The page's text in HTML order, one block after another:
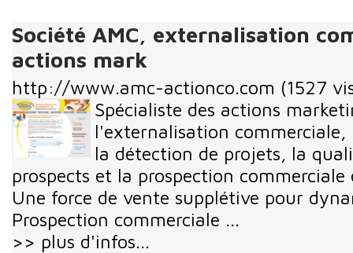
Société AMC, externalisation
actions mark
http://www.amc-actionco.com (1527
Spécialiste des actions
l'externalisation commerciale,
la détection de projets, la
prospects et la prospection
Une force de vente supplétive pour
Prospection commerciale ...
>> plus d'infos...